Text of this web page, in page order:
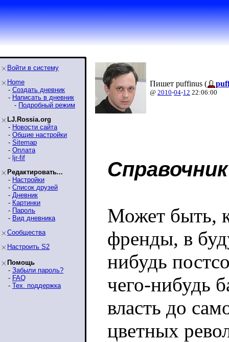
Войти в систему
Home
- Создать дневник
- Написать в дневник
- Подробный режим
LJ.Rossia.org
- Новости сайта
- Общие настройки
- Sitemap
- Оплата
- ljr-fif
Редактировать...
- Настройки
- Список друзей
- Дневник
- Картинки
- Пароль
- Вид дневника
Сообщества
Настроить S2
Помощь
- Забыли пароль?
- FAQ
- Тех. поддержка
Пишет puffinus (
@ 2010-04-12 22:06:00
Может быть,
френды, в
нибудь
чего-нибудь
власть до
цветных